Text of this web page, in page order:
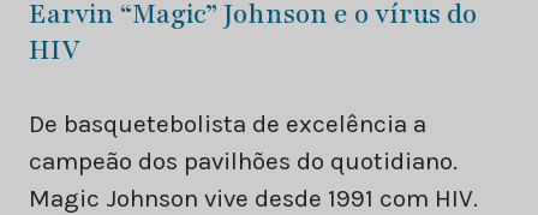
Earvin “Magic” Johnson e o vírus do
HIV
De basquetebolista de excelência a
campeão dos pavilhões do quotidiano.
Magic Johnson vive desde 1991 com HIV.